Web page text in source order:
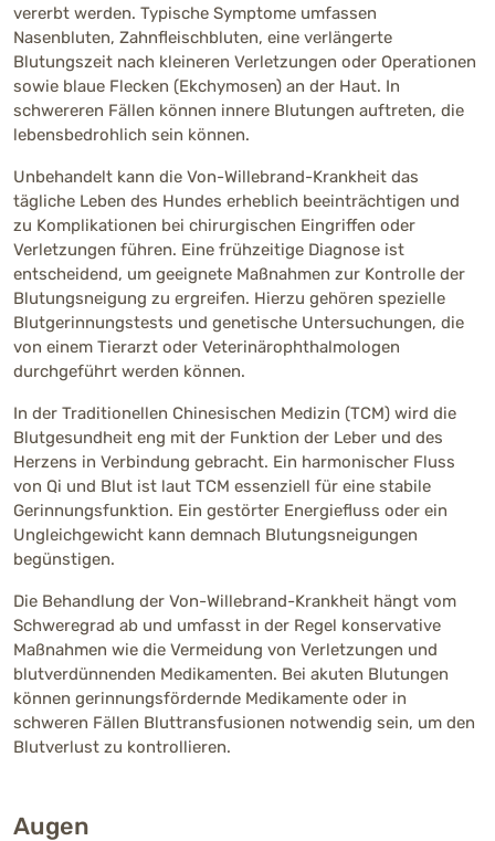
vererbt werden. Typische Symptome umfassen
Nasenbluten, Zahnfleischbluten, eine verlängerte
Blutungszeit nach kleineren Verletzungen oder Operationen
sowie blaue Flecken (Ekchymosen) an der Haut. In
schwereren Fällen können innere Blutungen auftreten, die
lebensbedrohlich sein können.
Unbehandelt kann die Von-Willebrand-Krankheit das
tägliche Leben des Hundes erheblich beeinträchtigen und
zu Komplikationen bei chirurgischen Eingriffen oder
Verletzungen führen. Eine frühzeitige Diagnose ist
entscheidend, um geeignete Maßnahmen zur Kontrolle der
Blutungsneigung zu ergreifen. Hierzu gehören spezielle
Blutgerinnungstests und genetische Untersuchungen, die
von einem Tierarzt oder Veterinärophthalmologen
durchgeführt werden können.
In der Traditionellen Chinesischen Medizin (TCM) wird die
Blutgesundheit eng mit der Funktion der Leber und des
Herzens in Verbindung gebracht. Ein harmonischer Fluss
von Qi und Blut ist laut TCM essenziell für eine stabile
Gerinnungsfunktion. Ein gestörter Energiefluss oder ein
Ungleichgewicht kann demnach Blutungsneigungen
begünstigen.
Die Behandlung der Von-Willebrand-Krankheit hängt vom
Schweregrad ab und umfasst in der Regel konservative
Maßnahmen wie die Vermeidung von Verletzungen und
blutverdünnenden Medikamenten. Bei akuten Blutungen
können gerinnungsfördernde Medikamente oder in
schweren Fällen Bluttransfusionen notwendig sein, um den
Blutverlust zu kontrollieren.
Augen